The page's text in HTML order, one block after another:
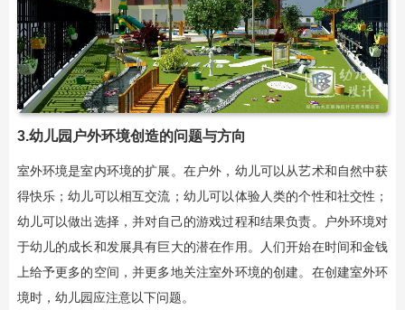
3.幼儿园户外环境创造的问题与方向
室外环境是室内环境的扩展。在户外，幼儿可以从艺术和自然中获
得快乐；幼儿可以相互交流；幼儿可以体验人类的个性和社交性；
幼儿可以做出选择，并对自己的游戏过程和结果负责。户外环境对
于幼儿的成长和发展具有巨大的潜在作用。人们开始在时间和金钱
上给予更多的空间，并更多地关注室外环境的创建。在创建室外环
境时，幼儿园应注意以下问题。